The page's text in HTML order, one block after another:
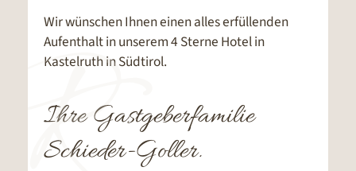
Wir wünschen Ihnen einen alles erfüllenden
Aufenthalt in unserem 4 Sterne Hotel in
Kastelruth in Südtirol.
Ihre Gastgeberfamilie
Schieder-Goller.